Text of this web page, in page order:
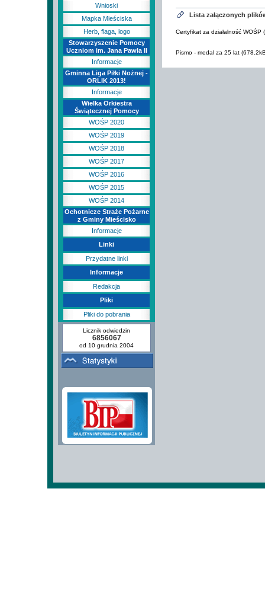
Wnioski
Mapka Mieściska
Herb, flaga, logo
Stowarzyszenie Pomocy
Uczniom im. Jana Pawła II
Informacje
Gminna Liga Piłki Nożnej -
ORLIK 2013!
Informacje
Wielka Orkiestra
Świątecznej Pomocy
WOŚP 2020
WOŚP 2019
WOŚP 2018
WOŚP 2017
WOŚP 2016
WOŚP 2015
WOŚP 2014
Ochotnicze Straże Pożarne
z Gminy Mieścisko
Informacje
Linki
Przydatne linki
Informacje
Redakcja
Pliki
Pliki do pobrania
Licznik odwiedzin
6856067
od 10 grudnia 2004
Lista załączonych
Certyfikat za działalność WOŚP
Pismo - medal za 25 lat